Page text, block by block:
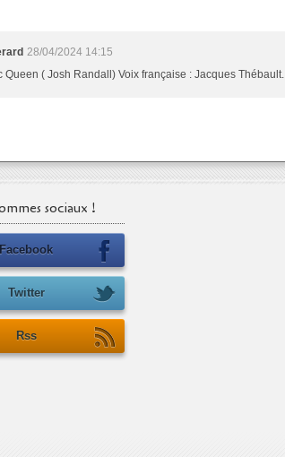
28/04/2024 14:15
Queen ( Josh Randall) Voix française : Jacques Thébault.
sociaux !
Facebook
Twitter
Rss